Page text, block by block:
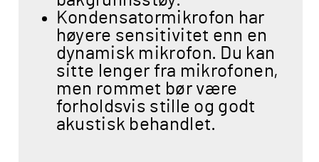
Kondensatormikrofon har
høyere sensitivitet enn en
dynamisk mikrofon. Du kan
sitte lenger fra mikrofonen,
men rommet bør være
forholdsvis stille og godt
akustisk behandlet.